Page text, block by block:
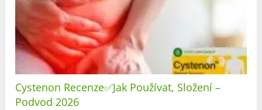
Cystenon Recenze✅Jak Používat, Složení –
Podvod 2026